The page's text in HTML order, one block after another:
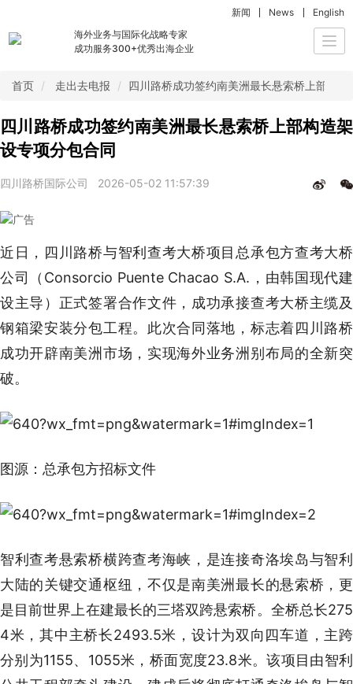
海外业务与国际化战略专家
成功服务300+优秀出海企业
新闻 News English
首页 走出去电报 四川路桥成功签约南美洲最长悬索桥上部构
四川路桥成功签约南美洲最长悬索桥上部构造架
设专项分包合同
四川路桥国际公司 2026-05-02 11:57:39
近日，四川路桥与智利查考大桥项目总承包方查考大桥
公司（Consorcio Puente Chacao S.A.，由韩国现代建
设主导）正式签署合作文件，成功承接查考大桥主缆及
钢箱梁安装分包工程。此次合同落地，标志着四川路桥
成功开辟南美洲市场，实现海外业务洲别布局的全新突
破。
图源：总承包方招标文件
智利查考悬索桥横跨查考海峡，是连接奇洛埃岛与智利
大陆的关键交通枢纽，不仅是南美洲最长的悬索桥，更
是目前世界上在建最长的三塔双跨悬索桥。全桥总长275
4米，其中主桥长2493.5米，设计为双向四车道，主跨
分别为1155、1055米，桥面宽度23.8米。该项目由智利